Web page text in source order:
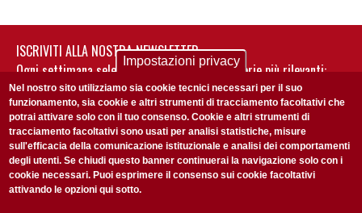
ISCRIVITI ALLA NOSTRA NEWSLETTER
Ogni settimana selezioniamo per te nostre storie più rilevanti:
non perderti gli aggiornamenti della nostra newsletter
Accetto laPrivacy Policy
Impostazioni privacy
Nel nostro sito utilizziamo sia cookie tecnici necessari per il suo
funzionamento, sia cookie e altri strumenti di tracciamento facoltativi che
potrai attivare solo con il tuo consenso. Cookie e altri strumenti di
tracciamento facoltativi sono usati per analisi statistiche, misure
sull'efficacia della comunicazione istituzionale e analisi dei comportamenti
degli utenti. Se chiudi questo banner continuerai la navigazione solo con i
cookie necessari. Puoi esprimere il consenso sui cookie facoltativi
attivando le opzioni qui sotto.